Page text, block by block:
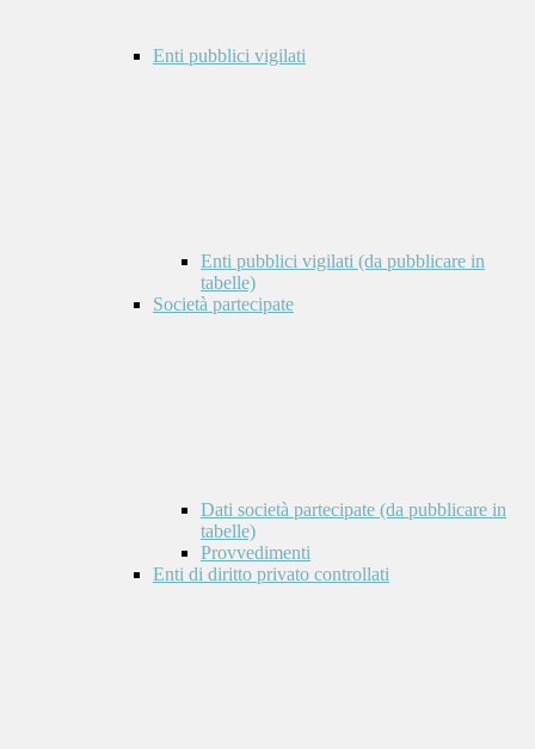
Enti pubblici vigilati
Enti pubblici vigilati (da pubblicare in
tabelle)
Società partecipate
Dati società partecipate (da pubblicare in
tabelle)
Provvedimenti
Enti di diritto privato controllati